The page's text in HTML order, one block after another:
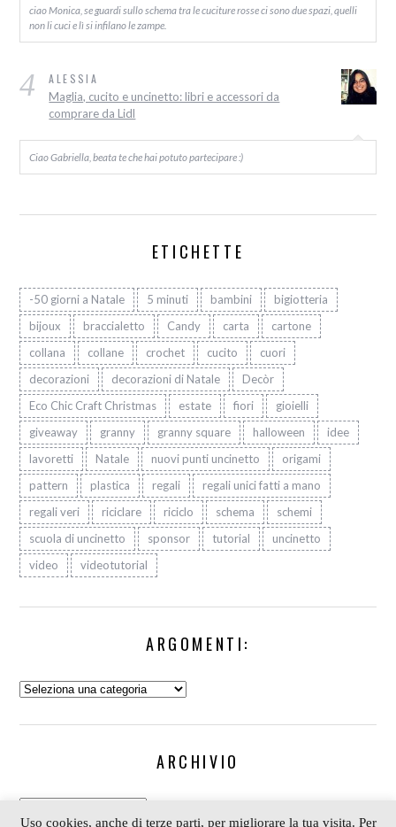
ciao Monica, se guardi sullo schema tra le cuciture rosse ci sono due spazi, quelli
non li cuci e lì si infilano le zampe.
4 ALESSIA
Maglia, cucito e uncinetto: libri e accessori da
comprare da Lidl
Ciao Gabriella, beata te che hai potuto partecipare :)
ETICHETTE
-50 giorni a Natale 5 minuti bambini
bigiotteria
bijoux
braccialetto Candy carta
cartone
collana
collane crochet cucito
cuori
decorazioni
decorazioni di Natale
Decòr
Eco Chic Craft Christmas
estate fiori
gioielli
giveaway
granny granny square halloween
idee
lavoretti
Natale nuovi punti uncinetto
origami
pattern
plastica regali
regali unici fatti a mano
regali veri
riciclare riciclo schema
schemi
scuola di uncinetto
sponsor tutorial
uncinetto
video
videotutorial
ARGOMENTI:
Argomenti:
ARCHIVIO
Archivio
Uso cookies, anche di terze parti, per migliorare la tua visita. Per